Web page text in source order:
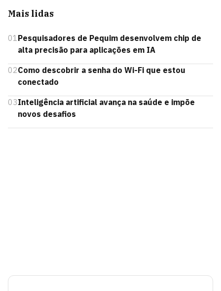
Mais lidas
01Pesquisadores de Pequim desenvolvem chip de
alta precisão para aplicações em IA
02Como descobrir a senha do Wi-Fi que estou
conectado
03Inteligência artificial avança na saúde e impõe
novos desafios